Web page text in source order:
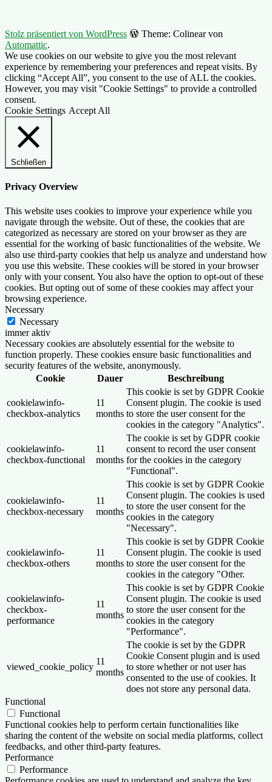
Stolz präsentiert von WordPress
Theme: Colinear von
Automattic.
We use cookies on our website to give you the most relevant
experience by remembering your preferences and repeat visits. By
clicking “Accept All”, you consent to the use of ALL the cookies.
However, you may visit "Cookie Settings" to provide a controlled
consent.
Cookie Settings Accept All
Schließen
Privacy Overview
This website uses cookies to improve your experience while you
navigate through the website. Out of these, the cookies that are
categorized as necessary are stored on your browser as they are
essential for the working of basic functionalities of the website. We
also use third-party cookies that help us analyze and understand how
you use this website. These cookies will be stored in your browser
only with your consent. You also have the option to opt-out of these
cookies. But opting out of some of these cookies may affect your
browsing experience.
Necessary
Necessary
immer aktiv
Necessary cookies are absolutely essential for the website to
function properly. These cookies ensure basic functionalities and
security features of the website, anonymously.
Cookie
Dauer Beschreibung
cookielawinfo-
checkbox-analytics
11
months
This cookie is set by GDPR Cookie
Consent plugin. The cookie is used
to store the user consent for the
cookies in the category "Analytics".
cookielawinfo-
checkbox-functional
11
months
The cookie is set by GDPR cookie
consent to record the user consent
for the cookies in the category
"Functional".
cookielawinfo-
checkbox-necessary
11
months
This cookie is set by GDPR Cookie
Consent plugin. The cookies is used
to store the user consent for the
cookies in the category
"Necessary".
cookielawinfo-
checkbox-others
11
months
This cookie is set by GDPR Cookie
Consent plugin. The cookie is used
to store the user consent for the
cookies in the category "Other.
cookielawinfo-
checkbox-
performance
11
months
This cookie is set by GDPR Cookie
Consent plugin. The cookie is used
to store the user consent for the
cookies in the category
"Performance".
viewed_cookie_policy
11
months
The cookie is set by the GDPR
Cookie Consent plugin and is used
to store whether or not user has
consented to the use of cookies. It
does not store any personal data.
Functional
Functional
Functional cookies help to perform certain functionalities like
sharing the content of the website on social media platforms, collect
feedbacks, and other third-party features.
Performance
Performance